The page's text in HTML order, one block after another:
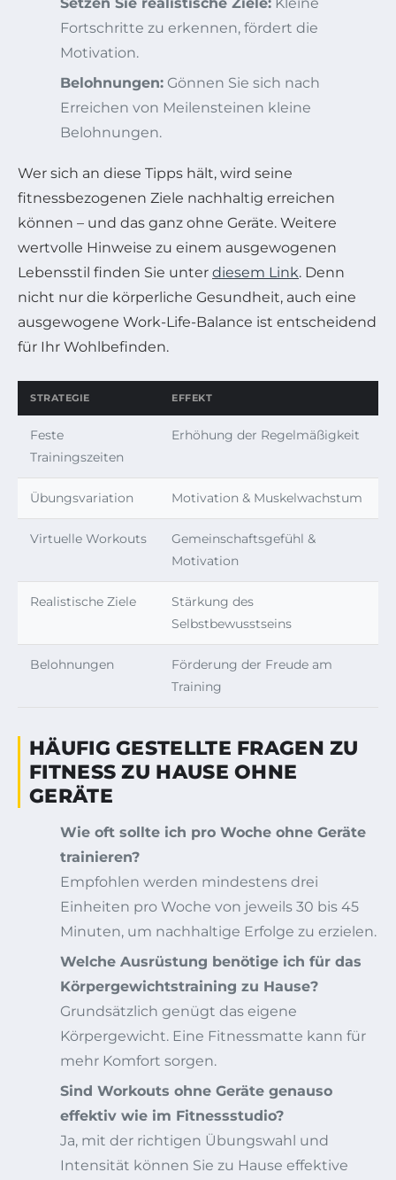
Setzen Sie realistische Ziele: Kleine
Fortschritte zu erkennen, fördert die
Motivation.
Belohnungen: Gönnen Sie sich nach
Erreichen von Meilensteinen kleine
Belohnungen.
Wer sich an diese Tipps hält, wird seine
fitnessbezogenen Ziele nachhaltig erreichen
können – und das ganz ohne Geräte. Weitere
wertvolle Hinweise zu einem ausgewogenen
Lebensstil finden Sie unter diesem Link. Denn
nicht nur die körperliche Gesundheit, auch eine
ausgewogene Work-Life-Balance ist entscheidend
für Ihr Wohlbefinden.
STRATEGIE EFFEKT
Feste
Trainingszeiten
Erhöhung der Regelmäßigkeit
Übungsvariation Motivation & Muskelwachstum
Virtuelle Workouts
Gemeinschaftsgefühl &
Motivation
Realistische Ziele
Stärkung des
Selbstbewusstseins
Belohnungen
Förderung der Freude am
Training
HÄUFIG GESTELLTE FRAGEN ZU
FITNESS ZU HAUSE OHNE
GERÄTE
Wie oft sollte ich pro Woche ohne Geräte
trainieren?
Empfohlen werden mindestens drei
Einheiten pro Woche von jeweils 30 bis 45
Minuten, um nachhaltige Erfolge zu erzielen.
Welche Ausrüstung benötige ich für das
Körpergewichtstraining zu Hause?
Grundsätzlich genügt das eigene
Körpergewicht. Eine Fitnessmatte kann für
mehr Komfort sorgen.
Sind Workouts ohne Geräte genauso
effektiv wie im Fitnessstudio?
Ja, mit der richtigen Übungswahl und
Intensität können Sie zu Hause effektive